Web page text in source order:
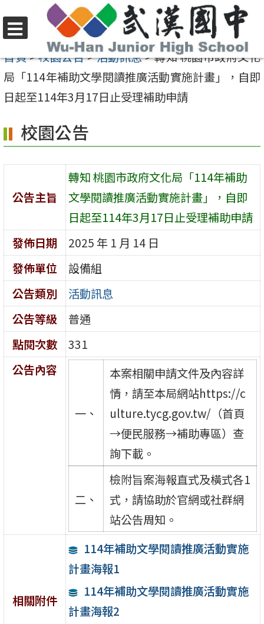
至
要
內
區
選
單
首頁>校園公告>活動訊息>轉知 桃園市政府文化
局「114年補助文學閱讀推廣活動實施計畫」，自即
日起至114年3月17日止受理補助申請
校園公告
公告主旨
轉知 桃園市政府文化局「114年補助
文學閱讀推廣活動實施計畫」，自即
日起至114年3月17日止受理補助申請
發佈日期
2025 年 1 月 14 日
發佈單位
設備組
公告類別
活動訊息
公告等級
普通
點閱次數
331
公告內容
一、
本案相關申請文件及內容詳
情，請至本局網站https://c
ulture.tycg.gov.tw/（首頁
→便民服務→補助專區）查
詢下載。
二、
檢附旨案海報直式及橫式各1
式，請協助於官網或社群網
站公告周知。
相關附件
114年補助文學閱讀推廣活動實施
計畫海報1
114年補助文學閱讀推廣活動實施
計畫海報2